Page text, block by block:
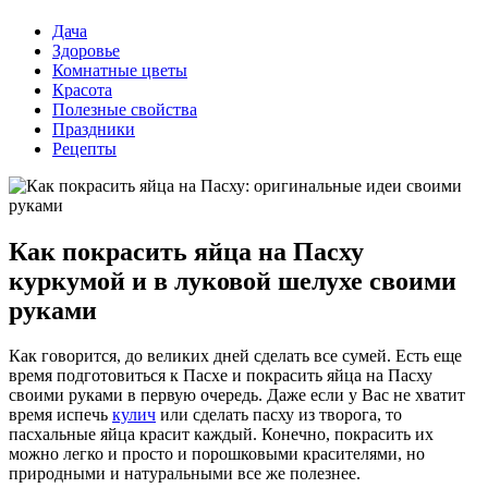
Дача
Здоровье
Комнатные цветы
Красота
Полезные свойства
Праздники
Рецепты
Как покрасить яйца на Пасху
куркумой и в луковой шелухе своими
руками
Как говорится, до великих дней сделать все сумей. Есть еще
время подготовиться к Пасхе и покрасить яйца на Пасху
своими руками в первую очередь. Даже если у Вас не хватит
время испечь кулич или сделать пасху из творога, то
пасхальные яйца красит каждый. Конечно, покрасить их
можно легко и просто и порошковыми красителями, но
природными и натуральными все же полезнее.